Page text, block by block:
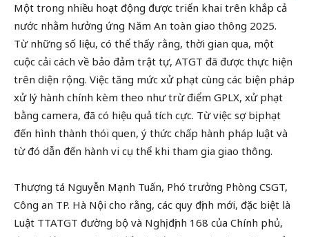
Một trong nhiều hoạt động được triển khai trên khắp cả
nước nhằm hưởng ứng Năm An toàn giao thông 2025.
Từ những số liệu, có thể thấy rằng, thời gian qua, một
cuộc cải cách về bảo đảm trật tự, ATGT đã được thực hiện
trên diện rộng. Việc tăng mức xử phạt cùng các biện pháp
xử lý hành chính kèm theo như trừ điểm GPLX, xử phạt
bằng camera, đã có hiệu quả tích cực. Từ việc sợ bị phạt
đến hình thành thói quen, ý thức chấp hành pháp luật và
từ đó dẫn đến hành vi cụ thể khi tham gia giao thông.
Thượng tá Nguyễn Mạnh Tuấn, Phó trưởng Phòng CSGT,
Công an TP. Hà Nội cho rằng, các quy định mới, đặc biệt là
Luật TTATGT đường bộ và Nghị định 168 của Chính phủ,